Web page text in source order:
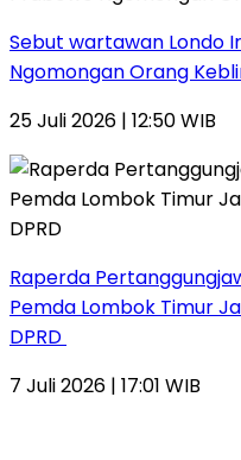
Sebut wartawan Londo
Ngomongan Orang
25 Juli 2026 | 12:50 WIB
Raperda
Pemda Lombok Timur
DPRD
7 Juli 2026 | 17:01 WIB